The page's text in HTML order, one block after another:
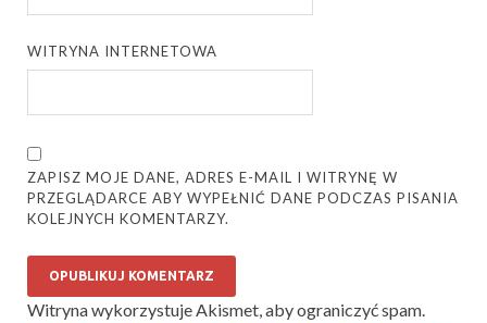
WITRYNA INTERNETOWA
ZAPISZ MOJE DANE, ADRES E-MAIL I WITRYNĘ W
PRZEGLĄDARCE ABY WYPEŁNIĆ DANE PODCZAS PISANIA
KOLEJNYCH KOMENTARZY.
Witryna wykorzystuje Akismet, aby ograniczyć spam.